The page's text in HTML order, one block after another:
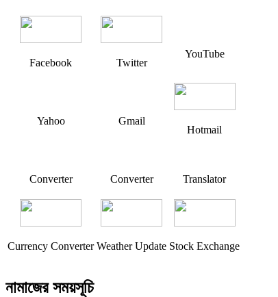
Facebook Twitter
YouTube
Yahoo Gmail
Hotmail
Converter Converter Translator
Currency Converter Weather Update Stock Exchange
নামাজের সময়সূচি